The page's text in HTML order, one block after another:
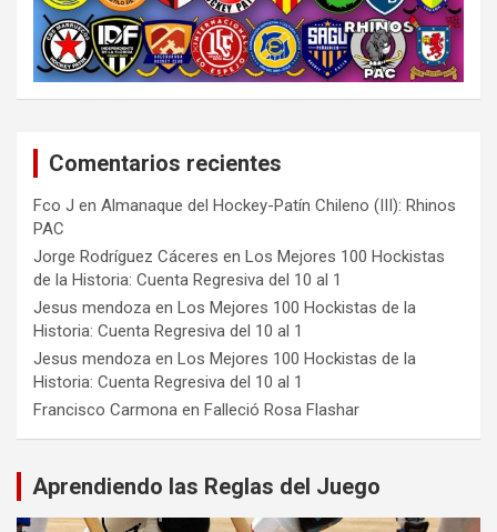
Comentarios recientes
Fco J en Almanaque del Hockey-Patín Chileno (III): Rhinos
PAC
Jorge Rodríguez Cáceres en Los Mejores 100 Hockistas
de la Historia: Cuenta Regresiva del 10 al 1
Jesus mendoza en Los Mejores 100 Hockistas de la
Historia: Cuenta Regresiva del 10 al 1
Jesus mendoza en Los Mejores 100 Hockistas de la
Historia: Cuenta Regresiva del 10 al 1
Francisco Carmona en Falleció Rosa Flashar
Aprendiendo las Reglas del Juego